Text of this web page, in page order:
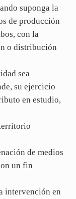
suponga la
de producción
con la
o distribución
sea
su ejercicio
en estudio,
de medios
un fin
intervención en